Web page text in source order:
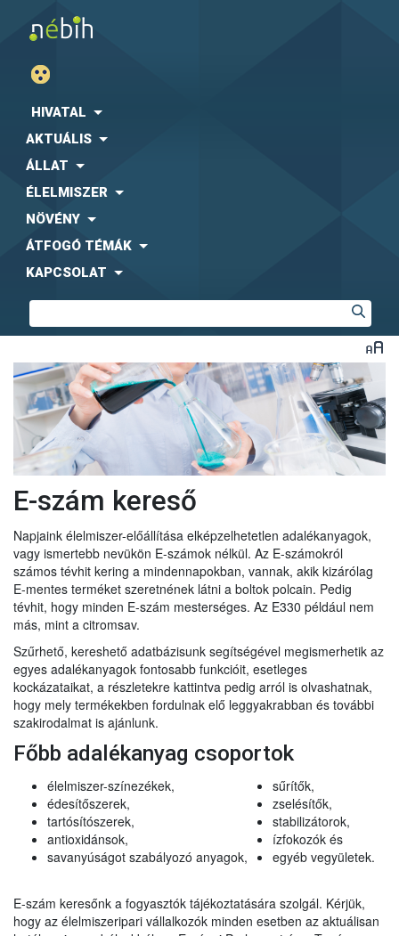
HIVATAL
AKTUÁLIS
ÁLLAT
ÉLELMISZER
NÖVÉNY
ÁTFOGÓ TÉMÁK
KAPCSOLAT
E-szám kereső
Napjaink élelmiszer-előállítása elképzelhetetlen adalékanyagok,
vagy ismertebb nevükön E-számok nélkül. Az E-számokról
számos tévhit kering a mindennapokban, vannak, akik kizárólag
E-mentes terméket szeretnének látni a boltok polcain. Pedig
tévhit, hogy minden E-szám mesterséges. Az E330 például nem
más, mint a citromsav.
Szűrhető, kereshető adatbázisunk segítségével megismerhetik az
egyes adalékanyagok fontosabb funkcióit, esetleges
kockázataikat, a részletekre kattintva pedig arról is olvashatnak,
hogy mely termékekben fordulnak elő leggyakrabban és további
szakirodalmat is ajánlunk.
Főbb adalékanyag csoportok
élelmiszer-színezékek,
édesítőszerek,
tartósítószerek,
antioxidánsok,
savanyúságot szabályozó anyagok,
sűrítők,
zselésítők,
stabilizátorok,
ízfokozók és
egyéb vegyületek.
E-szám keresőnk a fogyasztók tájékoztatására szolgál. Kérjük,
hogy az élelmiszeripari vállalkozók minden esetben az aktuálisan